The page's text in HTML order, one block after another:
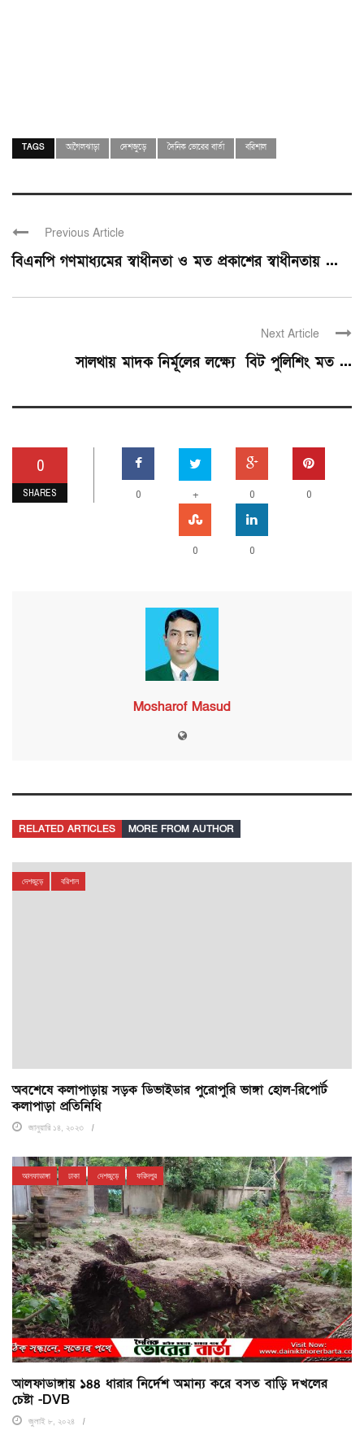
TAGS আগৈলঝাড়া দেশজুড়ে দৈনিক ভোরের বার্তা বরিশাল
Previous Article
বিএনপি গণমাধ্যমের স্বাধীনতা ও মত প্রকাশের স্বাধীনতায় ...
Next Article
সালথায় মাদক নির্মূলের লক্ষ্যে বিট পুলিশিং মত ...
0
SHARES 0 + 0 0
0 0
Mosharof Masud
RELATED ARTICLES MORE FROM AUTHOR
দেশজুড়ে বরিশাল
অবশেষে কলাপাড়ায় সড়ক ডিভাইডার পুরোপুরি ভাঙ্গা হোল-রিপোর্ট
কলাপাড়া প্রতিনিধি
জানুয়ারি ১৪, ২০২৩
আলফাডাঙ্গা ঢাকা দেশজুড়ে ফরিদপুর
আলফাডাঙ্গায় ১৪৪ ধারার নির্দেশ অমান্য করে বসত বাড়ি দখলের
চেষ্টা -DVB
জুলাই ৮, ২০২৪